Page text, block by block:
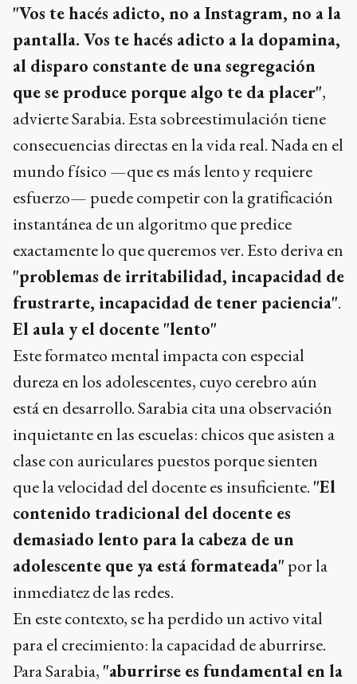
"Vos te hacés adicto, no a Instagram, no a la
pantalla. Vos te hacés adicto a la dopamina,
al disparo constante de una segregación
que se produce porque algo te da placer",
advierte Sarabia. Esta sobreestimulación tiene
consecuencias directas en la vida real. Nada en el
mundo físico —que es más lento y requiere
esfuerzo— puede competir con la gratificación
instantánea de un algoritmo que predice
exactamente lo que queremos ver. Esto deriva en
"problemas de irritabilidad, incapacidad de
frustrarte, incapacidad de tener paciencia".
El aula y el docente "lento"
Este formateo mental impacta con especial
dureza en los adolescentes, cuyo cerebro aún
está en desarrollo. Sarabia cita una observación
inquietante en las escuelas: chicos que asisten a
clase con auriculares puestos porque sienten
que la velocidad del docente es insuficiente. "El
contenido tradicional del docente es
demasiado lento para la cabeza de un
adolescente que ya está formateada" por la
inmediatez de las redes.
En este contexto, se ha perdido un activo vital
para el crecimiento: la capacidad de aburrirse.
Para Sarabia, "aburrirse es fundamental en la